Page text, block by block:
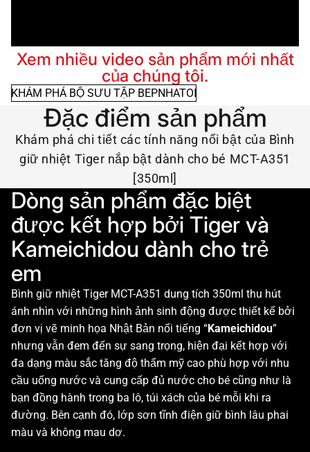
Xem nhiều video sản phẩm mới nhất
của chúng tôi.
KHÁM PHÁ BỘ SƯU TẬP BEPNHATOI
Đặc điểm sản phẩm
Khám phá chi tiết các tính năng nổi bật của Bình
giữ nhiệt Tiger nắp bật dành cho bé MCT-A351
[350ml]
Dòng sản phẩm đặc biệt
được kết hợp bởi Tiger và
Kameichidou dành cho trẻ
em
Bình giữ nhiệt Tiger MCT-A351 dung tích 350ml thu hút
ánh nhìn với những hình ảnh sinh động được thiết kế bởi
đơn vị vẽ minh họa Nhật Bản nổi tiếng “Kameichidou”
nhưng vẫn đem đến sự sang trọng, hiện đại kết hợp với
đa dạng màu sắc tăng độ thẩm mỹ cao phù hợp với nhu
cầu uống nước và cung cấp đủ nước cho bé cũng như là
bạn đồng hành trong ba lô, túi xách của bé mỗi khi ra
đường. Bên cạnh đó, lớp sơn tĩnh điện giữ bình lâu phai
màu và không mau dơ.